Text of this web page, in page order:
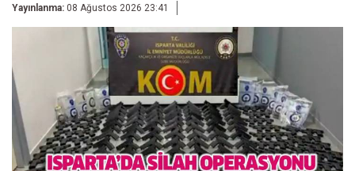
Yayınlanma: 08 Ağustos 2026 23:41